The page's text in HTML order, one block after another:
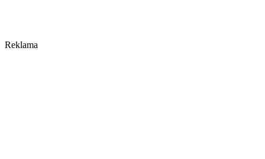
Reklama